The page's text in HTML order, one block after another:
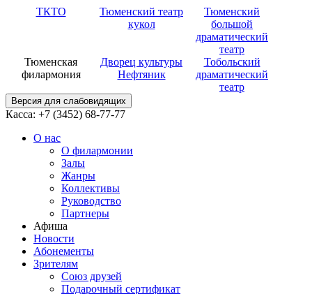
ТКТО
Тюменский театр
кукол
Тюменский
большой
драматический
театр
Тюменская
филармония
Дворец культуры
Нефтяник
Тобольский
драматический
театр
Версия для слабовидящих
Касса: +7 (3452) 68-77-77
О нас
О филармонии
Залы
Жанры
Коллективы
Руководство
Партнеры
Афиша
Новости
Абонементы
Зрителям
Союз друзей
Подарочный сертификат